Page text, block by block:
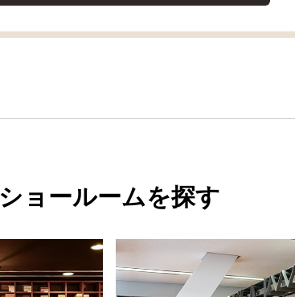
ショールームを探す